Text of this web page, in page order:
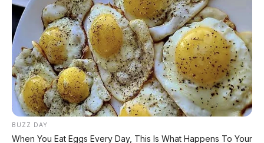
⚡ Chery Tiggo 5 Sport: SUV Kompak
Sporty 156 HP dengan Chip Snapdragon
8155
⚡ Leapmotor A05: Hatchback Listrik
Kompak dengan Opsi LiDAR & Range 510
Km
BUZZ DAY
When You Eat Eggs Every Day, This Is What Happens To Your